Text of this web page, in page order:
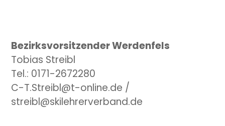
Bezirksvorsitzender Werdenfels
Tobias Streibl
Tel.: 0171-2672280
C-T.Streibl@t-online.de /
streibl@skilehrerverband.de